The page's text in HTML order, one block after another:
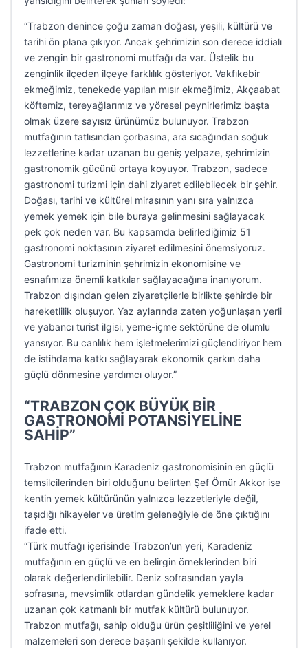
“Trabzon denince çoğu zaman doğası, yeşili, kültürü ve
tarihi ön plana çıkıyor. Ancak şehrimizin son derece iddialı
ve zengin bir gastronomi mutfağı da var. Üstelik bu
zenginlik ilçeden ilçeye farklılık gösteriyor. Vakfıkebir
ekmeğimiz, tenekede yapılan mısır ekmeğimiz, Akçaabat
köftemiz, tereyağlarımız ve yöresel peynirlerimiz başta
olmak üzere sayısız ürünümüz bulunuyor. Trabzon
mutfağının tatlısından çorbasına, ara sıcağından soğuk
lezzetlerine kadar uzanan bu geniş yelpaze, şehrimizin
gastronomik gücünü ortaya koyuyor. Trabzon, sadece
gastronomi turizmi için dahi ziyaret edilebilecek bir şehir.
Doğası, tarihi ve kültürel mirasının yanı sıra yalnızca
yemek yemek için bile buraya gelinmesini sağlayacak
pek çok neden var. Bu kapsamda belirlediğimiz 51
gastronomi noktasının ziyaret edilmesini önemsiyoruz.
Gastronomi turizminin şehrimizin ekonomisine ve
esnafımıza önemli katkılar sağlayacağına inanıyorum.
Trabzon dışından gelen ziyaretçilerle birlikte şehirde bir
hareketlilik oluşuyor. Yaz aylarında zaten yoğunlaşan yerli
ve yabancı turist ilgisi, yeme-içme sektörüne de olumlu
yansıyor. Bu canlılık hem işletmelerimizi güçlendiriyor hem
de istihdama katkı sağlayarak ekonomik çarkın daha
güçlü dönmesine yardımcı oluyor.”
“TRABZON ÇOK BÜYÜK BİR
GASTRONOMİ POTANSİYELİNE
SAHİP”
Trabzon mutfağının Karadeniz gastronomisinin en güçlü
temsilcilerinden biri olduğunu belirten Şef Ömür Akkor ise
kentin yemek kültürünün yalnızca lezzetleriyle değil,
taşıdığı hikayeler ve üretim geleneğiyle de öne çıktığını
ifade etti.
“Türk mutfağı içerisinde Trabzon’un yeri, Karadeniz
mutfağının en güçlü ve en belirgin örneklerinden biri
olarak değerlendirilebilir. Deniz sofrasından yayla
sofrasına, mevsimlik otlardan gündelik yemeklere kadar
uzanan çok katmanlı bir mutfak kültürü bulunuyor.
Trabzon mutfağı, sahip olduğu ürün çeşitliliğini ve yerel
malzemeleri son derece başarılı şekilde kullanıyor.